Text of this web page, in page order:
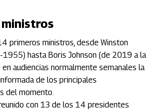
primeros ministros, desde Winston
hasta Boris Johnson (de 2019 a la
en audiencias normalmente semanales la
de los principales
del momento.
con 13 de los 14 presidentes